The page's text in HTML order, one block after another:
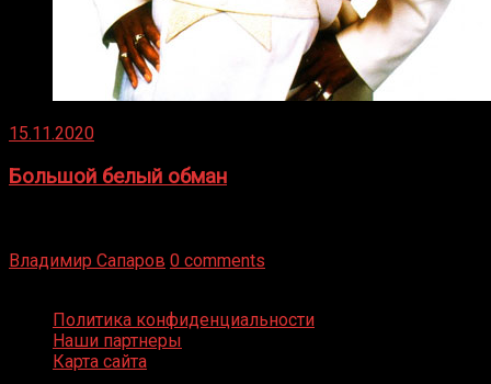
15.11.2020
Большой белый обман
Владимир Сапаров 0 comments
Политика конфиденциальности
Наши партнеры
Карта сайта